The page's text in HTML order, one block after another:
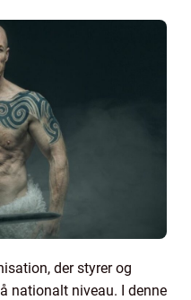
der styrer og
nationalt niveau. I denne